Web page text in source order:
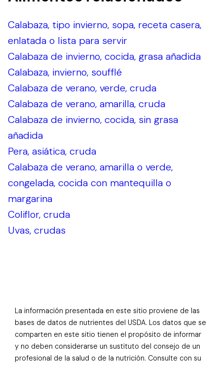
Calabaza, tipo invierno, sopa, receta casera,
enlatada o lista para servir
Calabaza de invierno, cocida, grasa añadida
Calabaza, invierno, soufflé
Calabaza de verano, verde, cruda
Calabaza de verano, amarilla, cruda
Calabaza de invierno, cocida, sin grasa
añadida
Pera, asiática, cruda
Calabaza de verano, amarilla o verde,
congelada, cocida con mantequilla o
margarina
Coliflor, cruda
Uvas, crudas
La información presentada en este sitio proviene de las
bases de datos de nutrientes del USDA. Los datos que se
comparten en este sitio tienen el propósito de informar
y no deben considerarse un sustituto del consejo de un
profesional de la salud o de la nutrición. Consulte con su